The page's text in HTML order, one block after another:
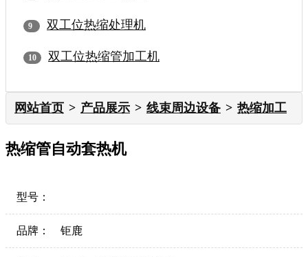
双工位热缩处理机
双工位热缩管加工机
网站首页 产品展示 线束周边设备 热缩加工
热缩管自动套热机
型号：
品牌： 钜鹿